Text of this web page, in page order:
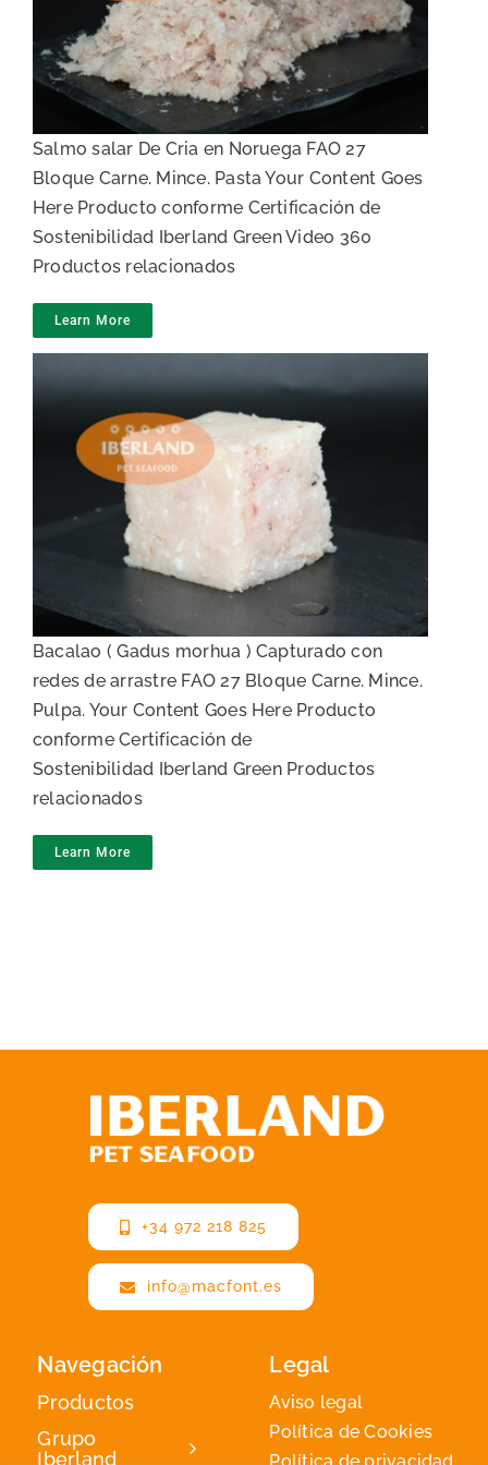
Bacalao
Salmo salar De Cria en Noruega FAO 27
Bloque Carne. Mince. Pasta Your Content Goes
Here Producto conforme Certificación de
Sostenibilidad Iberland Green Video 360
Productos relacionados
Learn More
Carne de Bacalao
Bacalao ( Gadus morhua ) Capturado con
redes de arrastre FAO 27 Bloque Carne. Mince.
Pulpa. Your Content Goes Here Producto
conforme Certificación de
Sostenibilidad Iberland Green Productos
relacionados
Learn More
+34 972 218 825
info@macfont.es
Navegación
Productos
Grupo
Iberland
Legal
Aviso legal
Política de Cookies